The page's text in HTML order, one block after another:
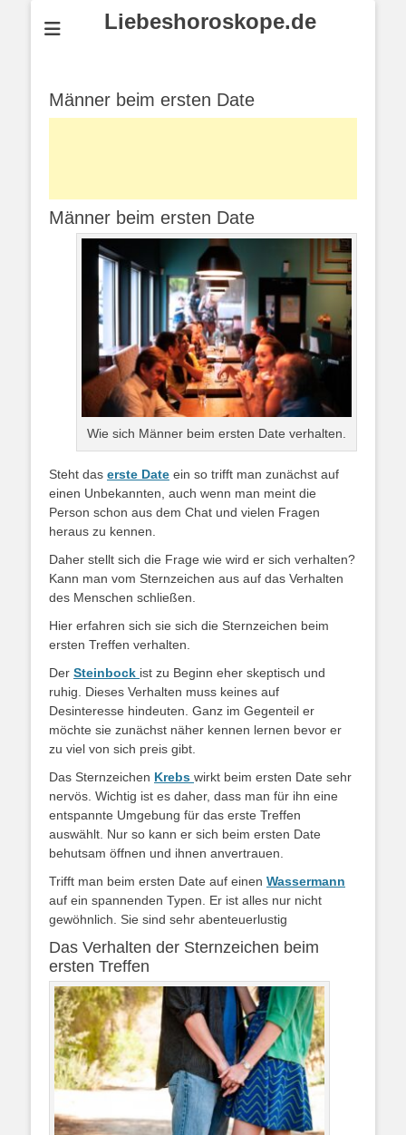
Liebeshoroskope.de
Männer beim ersten Date
Männer beim ersten Date
Wie sich Männer beim ersten Date verhalten.
Steht das erste Date ein so trifft man zunächst auf
einen Unbekannten, auch wenn man meint die
Person schon aus dem Chat und vielen Fragen
heraus zu kennen.
Daher stellt sich die Frage wie wird er sich verhalten?
Kann man vom Sternzeichen aus auf das Verhalten
des Menschen schließen.
Hier erfahren sich sie sich die Sternzeichen beim
ersten Treffen verhalten.
Der Steinbock ist zu Beginn eher skeptisch und
ruhig. Dieses Verhalten muss keines auf
Desinteresse hindeuten. Ganz im Gegenteil er
möchte sie zunächst näher kennen lernen bevor er
zu viel von sich preis gibt.
Das Sternzeichen Krebs wirkt beim ersten Date sehr
nervös. Wichtig ist es daher, dass man für ihn eine
entspannte Umgebung für das erste Treffen
auswählt. Nur so kann er sich beim ersten Date
behutsam öffnen und ihnen anvertrauen.
Trifft man beim ersten Date auf einen Wassermann
auf ein spannenden Typen. Er ist alles nur nicht
gewöhnlich. Sie sind sehr abenteuerlustig
Das Verhalten der Sternzeichen beim
ersten Treffen